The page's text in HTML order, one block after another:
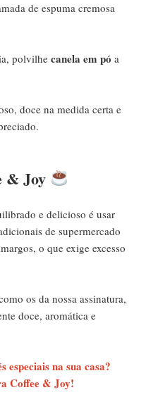
de espuma cremosa
polvilhecanela em pó a
doce na medida certa e
& Joy
e delicioso é usar
de supermercado
o que exige excesso
os da nossa assinatura,
doce, aromática e
especiais na sua casa?
Coffee & Joy!